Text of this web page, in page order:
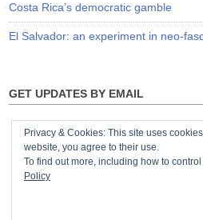
Costa Rica’s democratic gamble
El Salvador: an experiment in neo-
GET UPDATES BY EMAIL
Privacy & Cookies: This site uses
website, you agree to their use.
To find out more, including how to
Policy